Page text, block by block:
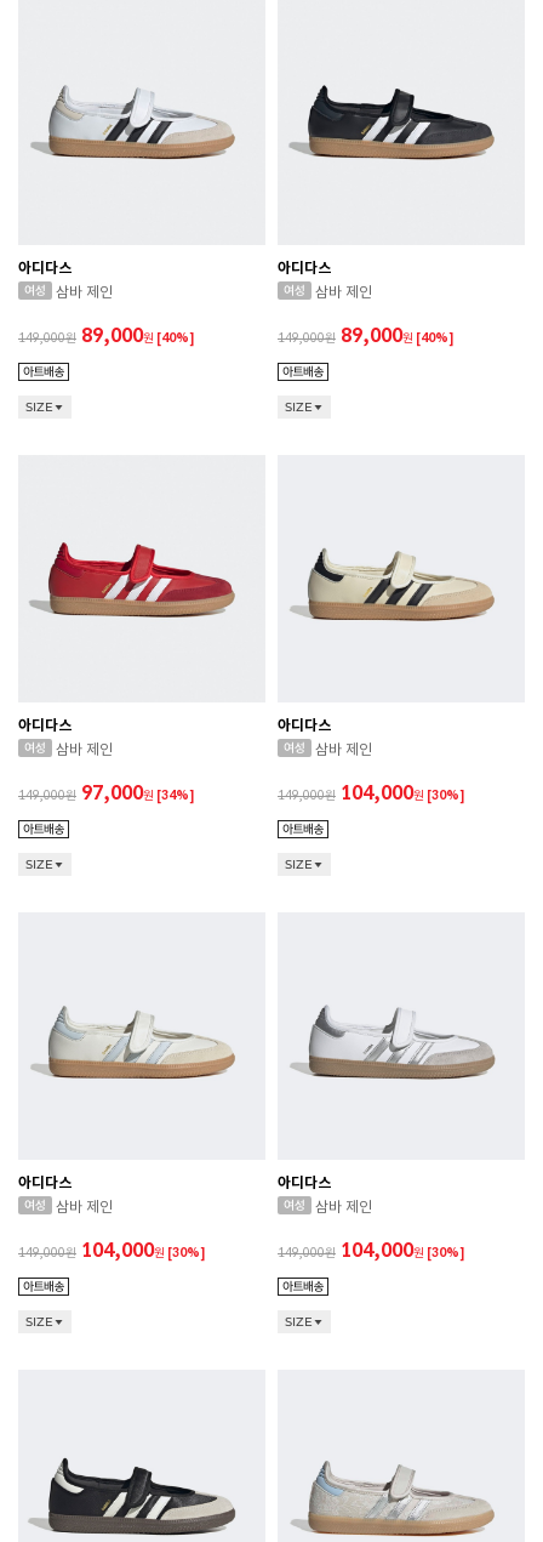
아디다스
삼바 제인
149,000 89,000원 [40%]
SIZE
아디다스
삼바 제인
149,000 89,000원 [40%]
SIZE
아디다스
삼바 제인
149,000 97,000원 [34%]
SIZE
아디다스
삼바 제인
149,000 104,000원 [30%]
SIZE
아디다스
삼바 제인
149,000 104,000원 [30%]
SIZE
아디다스
삼바 제인
149,000 104,000원 [30%]
SIZE